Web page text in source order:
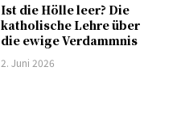
Ist die Hölle leer? Die
katholische Lehre über
die ewige Verdammnis
2. Juni 2026